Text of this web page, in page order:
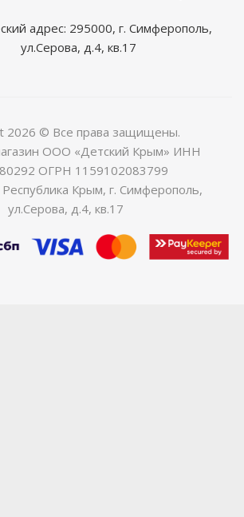
адрес: 295000, г. Симферополь,
ул.Серова, д.4, кв.17
2026 © Все права защищены.
ООО «Детский Крым» ИНН
ОГРН 1159102083799
Крым, г. Симферополь,
ул.Серова, д.4, кв.17